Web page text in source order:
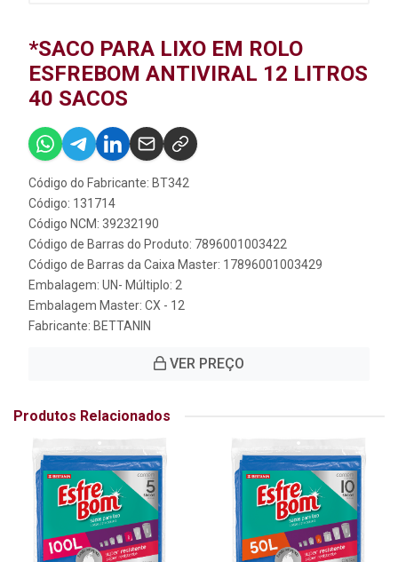
*SACO PARA LIXO EM ROLO
ESFREBOM ANTIVIRAL 12 LITROS
40 SACOS
Código do Fabricante: BT342
Código: 131714
Código NCM: 39232190
Código de Barras do Produto: 7896001003422
Código de Barras da Caixa Master: 17896001003429
Embalagem: UN- Múltiplo: 2
Embalagem Master: CX - 12
Fabricante: BETTANIN
VER PREÇO
Produtos Relacionados